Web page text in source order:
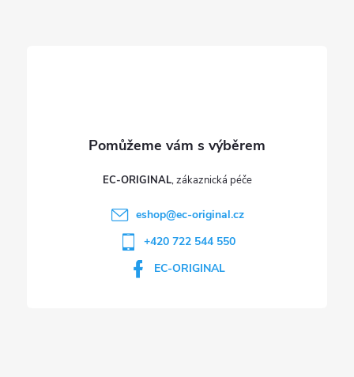
EC-ORIGINAL
eshop@ec-original.cz
+420 722 544 550
EC-ORIGINAL